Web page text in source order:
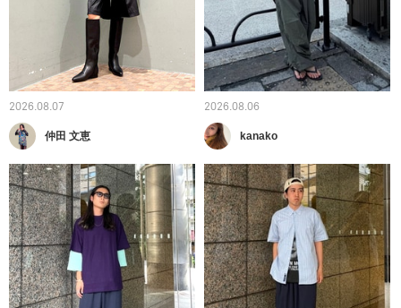
2026.08.07
仲田 文恵
2026.08.06
kanako